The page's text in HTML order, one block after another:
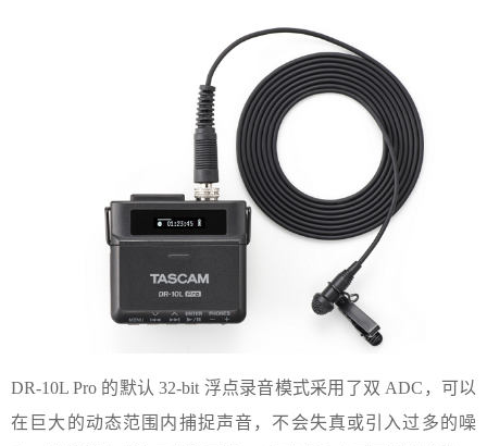
DR-10L Pro 的默认 32-bit 浮点录音模式采用了双 ADC，可以
在巨大的动态范围内捕捉声音，不会失真或引入过多的噪